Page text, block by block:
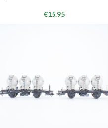
€15.95